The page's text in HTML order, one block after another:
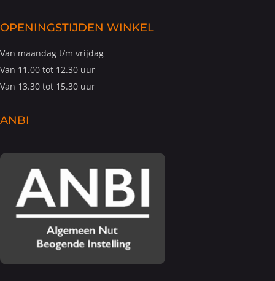
OPENINGSTIJDEN WINKEL
Van maandag t/m vrijdag
Van 11.00 tot 12.30 uur
Van 13.30 tot 15.30 uur
ANBI